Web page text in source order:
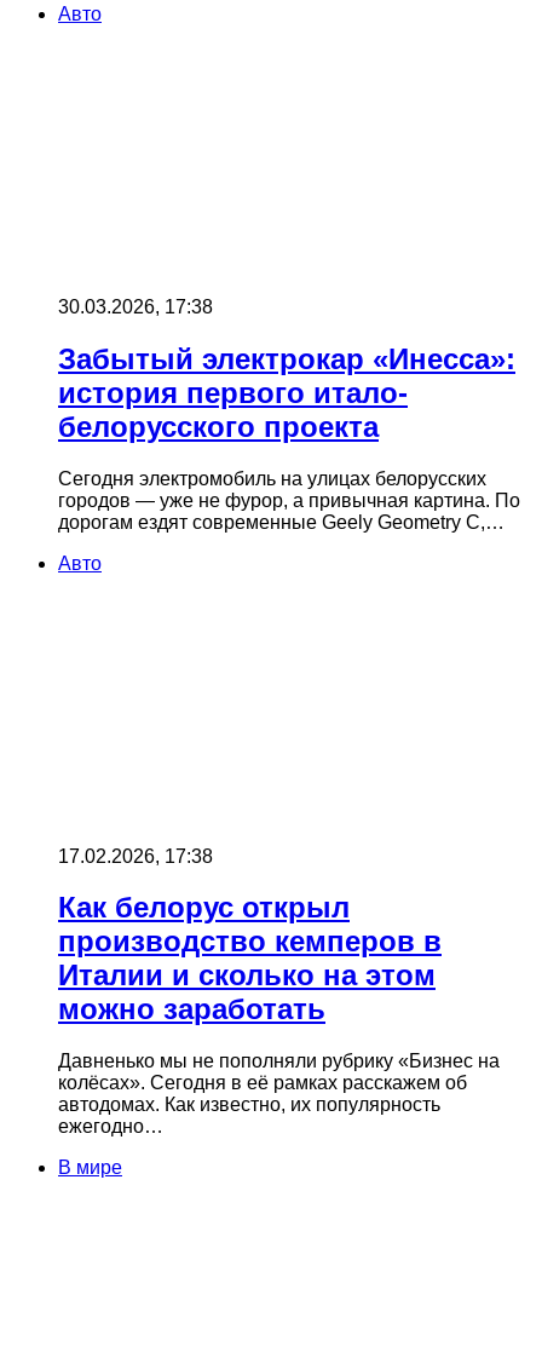
Авто
30.03.2026, 17:38
Забытый электрокар «Инесса»:
история первого итало-
белорусского проекта
Сегодня электромобиль на улицах белорусских
городов — уже не фурор, а привычная картина. По
дорогам ездят современные Geely Geometry C,…
Авто
17.02.2026, 17:38
Как белорус открыл
производство кемперов в
Италии и сколько на этом
можно заработать
Давненько мы не пополняли рубрику «Бизнес на
колёсах». Сегодня в её рамках расскажем об
автодомах. Как известно, их популярность
ежегодно…
В мире